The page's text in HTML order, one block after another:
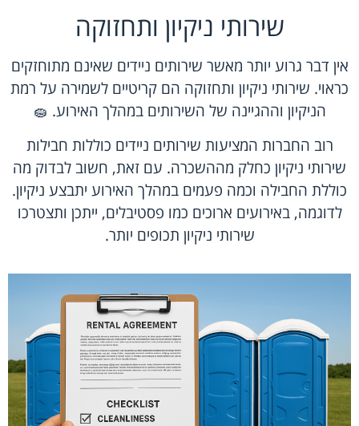
שירותי ניקיון ותחזוקה
אין דבר גרוע יותר מאשר שירותים ניידים שאינם מתוחזקים
כראוי. שירותי ניקיון ותחזוקה הם קריטיים לשמירה על רמת
הניקיון וההגיינה של השירותים במהלך האירוע. 🧽
רוב החברות המציעות שירותים ניידים כוללות חבילות
שירותי ניקיון כחלק מההשכרה. עם זאת, חשוב לבדוק מה
כוללת החבילה וכמה פעמים במהלך האירוע יתבצע ניקיון.
לדוגמה, באירועים ארוכים כמו פסטיבלים, ייתכן ותצטרכו
שירותי ניקיון תכופים יותר.